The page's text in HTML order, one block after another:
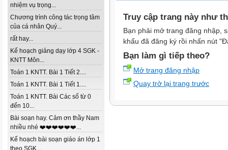
nhiệm vụ trọng...
Chương trình công tác trọng tâm
của cá nhân Quý...
rất hay...
Kế hoạch giảng dạy lớp 4 SGK -
KNTT Môn...
Toán 1 KNTT. Bài 1 Tiết 2....
Toán 1 KNTT. Bài 1 Tiết 1....
Toán 1 KNTT. Bài Các số từ 0
đến 10...
Bài soạn hay. Cảm ơn thầy Nam
nhiều nhé ❤️❤️❤️❤️❤️❤️...
Kế hoạch bài soạn giáo án lớp 1
theo SGK...
Truy cập trang này như
Bạn phải mở trang đăng nhập,
khẩu đã đăng ký rồi nhấn nút
Bạn làm gì tiếp theo?
Mở trang đăng nhập
Quay trở lại trang trước